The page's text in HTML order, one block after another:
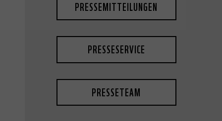
PRESSEMITTEILUNGEN
PRESSESERVICE
PRESSETEAM